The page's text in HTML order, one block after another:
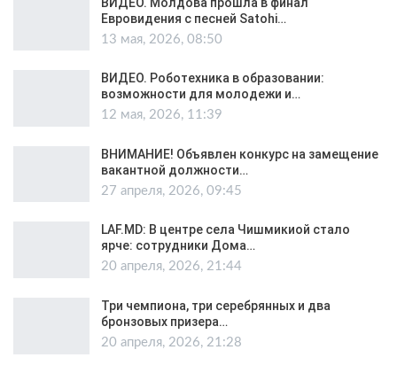
Евровидения с песней Satohi…
13 мая, 2026, 08:50
ВИДЕО. Роботехника в образовании:
возможности для молодежи и…
12 мая, 2026, 11:39
ВНИМАНИЕ! Объявлен конкурс на замещение
вакантной должности…
27 апреля, 2026, 09:45
LAF.MD: В центре села Чишмикиой стало
ярче: сотрудники Дома…
20 апреля, 2026, 21:44
Три чемпиона, три серебрянных и два
бронзовых призера…
20 апреля, 2026, 21:28